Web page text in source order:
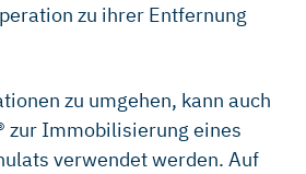
zu ihrer Entfernung
zu umgehen, kann auch
zur Immobilisierung eines
verwendet werden. Auf